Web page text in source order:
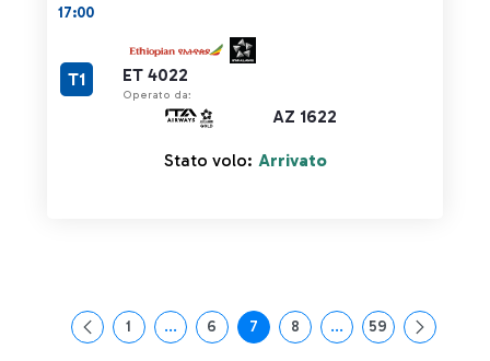
17:00
ET 4022
Operato da:
AZ 1622
T1
Stato volo: Arrivato
Pagina
1 ...Pagine intermedie Use TAB to navigate.
Pagina
6 Pagina
7 Pagina
8 ...Pagine intermedie
Pagina
59